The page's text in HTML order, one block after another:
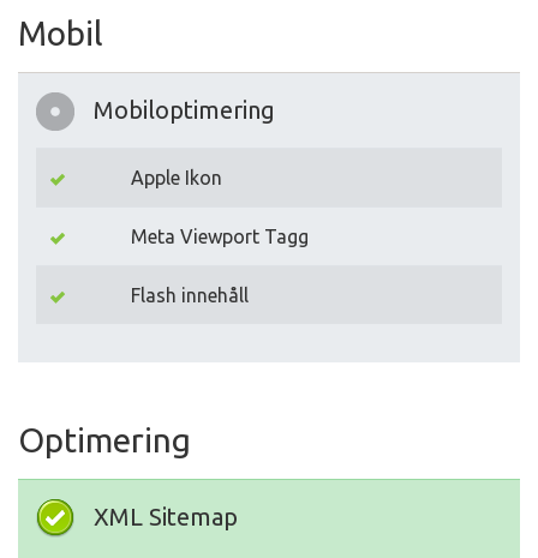
Mobil
Mobiloptimering
Apple Ikon
Meta Viewport Tagg
Flash innehåll
Optimering
XML Sitemap